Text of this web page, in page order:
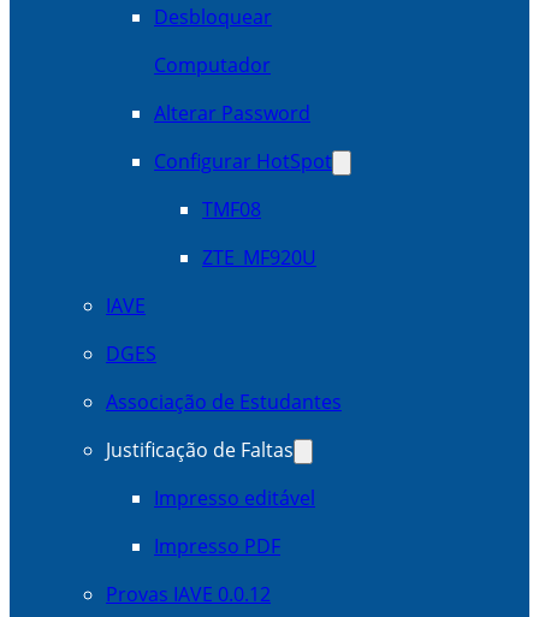
Desbloquear
Computador
Alterar Password
Configurar HotSpot
TMF08
ZTE_MF920U
IAVE
DGES
Associação de Estudantes
Justificação de Faltas
Impresso editável
Impresso PDF
Provas IAVE 0.0.12